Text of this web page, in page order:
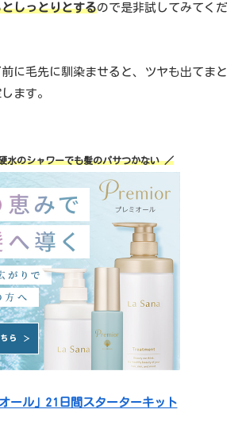
しっとりとするので是非試してみてくだ
に毛先に馴染ませると、ツヤも出てまと
ます。
水のシャワーでも髪のパサつかない ／
ール」21日間スターターキット